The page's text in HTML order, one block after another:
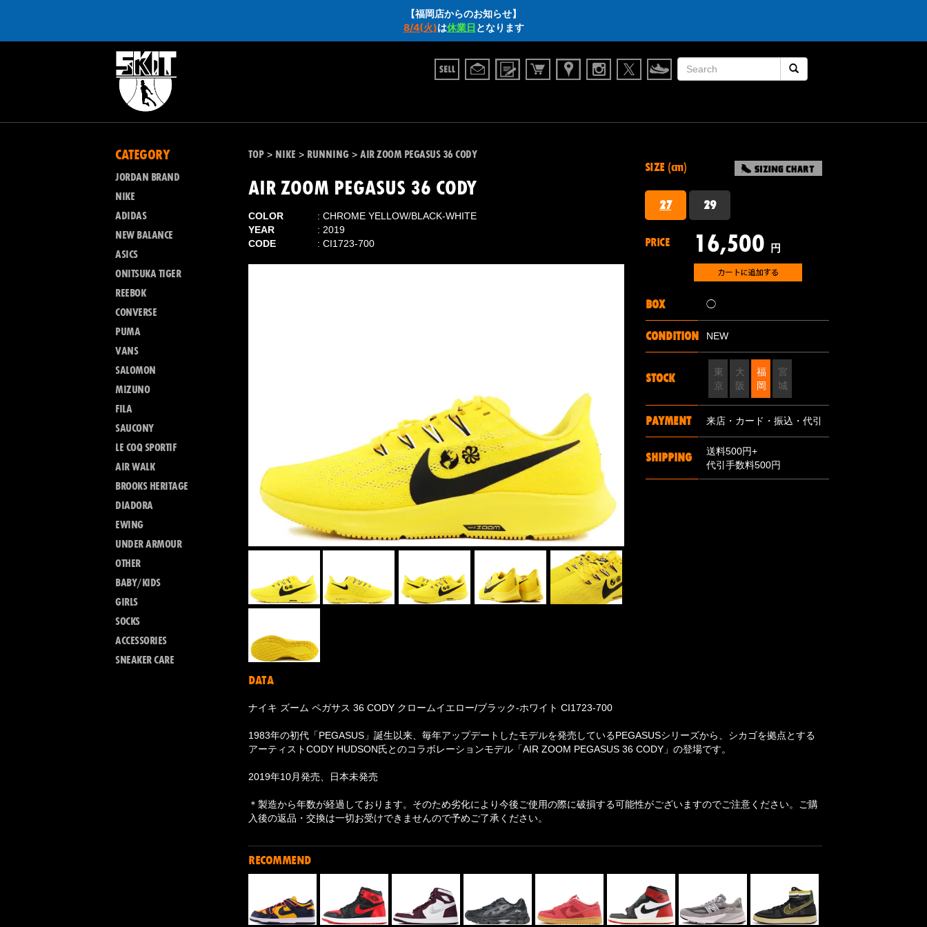
【福岡店からのお知らせ】
8/4(火)は休業日 となります
履かなくなったスニーカー買取します。
CATEGORY
JORDAN BRAND
NIKE
ADIDAS
NEW BALANCE
ASICS
ONITSUKA TIGER
REEBOK
CONVERSE
PUMA
VANS
SALOMON
MIZUNO
FILA
SAUCONY
LE COQ SPORTIF
AIR WALK
BROOKS HERITAGE
DIADORA
EWING
UNDER ARMOUR
OTHER
BABY/KIDS
GIRLS
SOCKS
ACCESSORIES
SNEAKER CARE
TOP > NIKE > RUNNING > AIR ZOOM PEGASUS 36 CODY
AIR ZOOM PEGASUS 36 CODY
COLOR
CHROME YELLOW/BLACK-WHITE
YEAR
2019
CODE
CI1723-700
SIZE (cm)
27 29
PRICE 16,500 円
BOX ◯
CONDITION NEW
STOCK
東
京
大
阪
福
岡
宮
城
PAYMENT 来店・カード・振込・代引
SHIPPING
送料500円+
代引手数料500円
DATA
ナイキ ズーム ペガサス 36 CODY クロームイエロー/ブラック-ホワイト CI1723-700
1983年の初代「PEGASUS」誕生以来、毎年アップデートしたモデルを発売しているPEGASUSシリーズから、シカゴを拠点とする
アーティストCODY HUDSON氏とのコラボレーションモデル「AIR ZOOM PEGASUS 36 CODY」の登場です。
2019年10月発売、日本未発売
＊製造から年数が経過しております。そのため劣化により今後ご使用の際に破損する可能性がございますのでご注意ください。ご購
入後の返品・交換は一切お受けできませんので予めご了承ください。
RECOMMEND